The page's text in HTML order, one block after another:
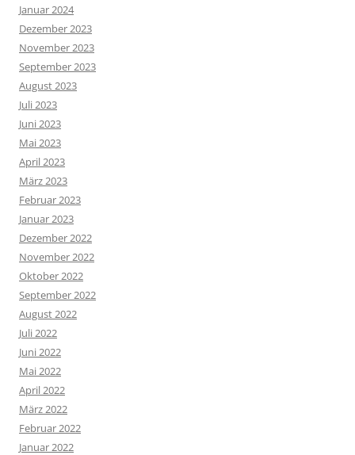
Januar 2024
Dezember 2023
November 2023
September 2023
August 2023
Juli 2023
Juni 2023
Mai 2023
April 2023
März 2023
Februar 2023
Januar 2023
Dezember 2022
November 2022
Oktober 2022
September 2022
August 2022
Juli 2022
Juni 2022
Mai 2022
April 2022
März 2022
Februar 2022
Januar 2022